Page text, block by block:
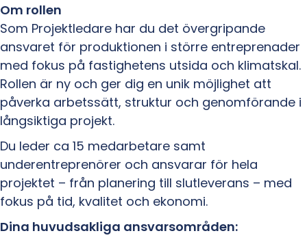
Om rollen
Som Projektledare har du det övergripande
ansvaret för produktionen i större entreprenader
med fokus på fastighetens utsida och klimatskal.
Rollen är ny och ger dig en unik möjlighet att
påverka arbetssätt, struktur och genomförande i
långsiktiga projekt.
Du leder ca 15 medarbetare samt
underentreprenörer och ansvarar för hela
projektet – från planering till slutleverans – med
fokus på tid, kvalitet och ekonomi.
Dina huvudsakliga ansvarsområden: